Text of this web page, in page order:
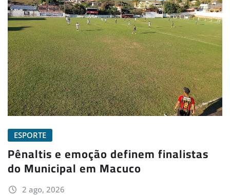
ESPORTE
Pênaltis e emoção definem finalistas
do Municipal em Macuco
2 ago, 2026